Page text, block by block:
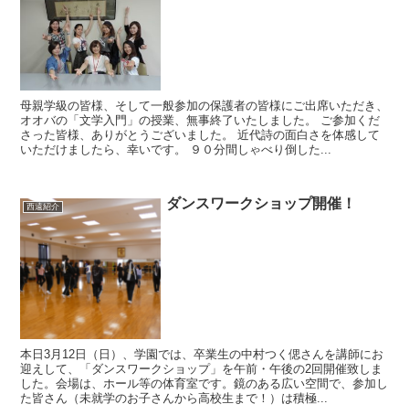
母親学級の皆様、そして一般参加の保護者の皆様にご出席いただき、
オオバの「文学入門」の授業、無事終了いたしました。 ご参加くだ
さった皆様、ありがとうございました。 近代詩の面白さを体感して
いただけましたら、幸いです。 ９０分間しゃべり倒した...
西遠紹介 ダンスワークショップ開催！
本日3月12日（日）、学園では、卒業生の中村つく偲さんを講師にお
迎えして、「ダンスワークショップ」を午前・午後の2回開催致しま
した。会場は、ホール等の体育室です。鏡のある広い空間で、参加し
た皆さん（未就学のお子さんから高校生まで！）は積極...